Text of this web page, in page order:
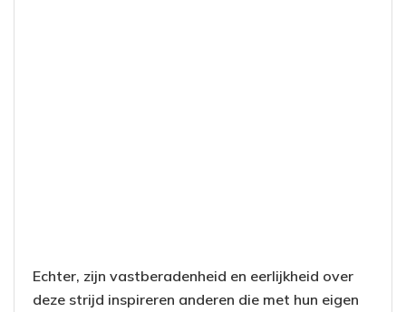
Echter, zijn vastberadenheid en eerlijkheid over
deze strijd inspireren anderen die met hun eigen